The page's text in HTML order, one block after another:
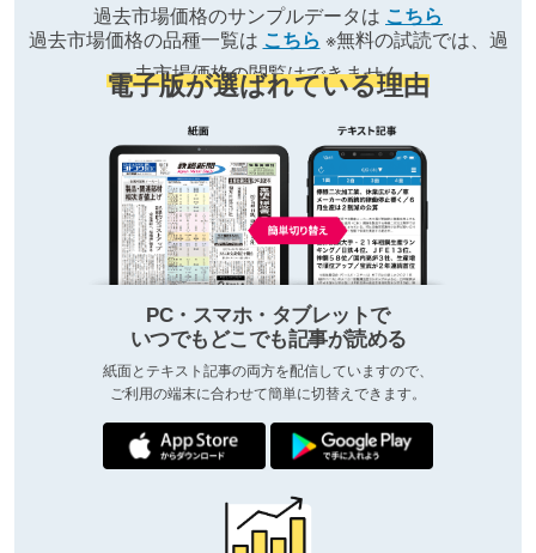
過去市場価格のサンプルデータは こちら
過去市場価格の品種一覧は こちら ※無料の試読では、過
去市場価格の閲覧はできません
電子版が選ばれている理由
PC・スマホ・タブレットで
いつでもどこでも記事が読める
紙面とテキスト記事の両方を配信していますので、
ご利用の端末に合わせて簡単に切替えできます。